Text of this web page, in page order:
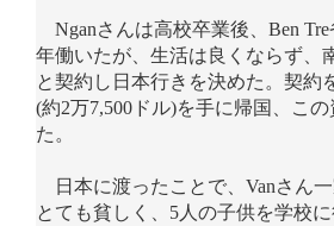
Nganさんは高校卒業後、Ben
年働いたが、生活は良くならず、
と契約し日本行きを決めた。契約
(約2万7,500ドル)を手に帰国、こ
た。
日本に渡ったことで、Vanさん
とても貧しく、5人の子供を学校